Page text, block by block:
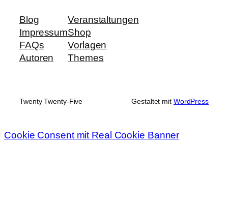
Blog
Impressum
FAQs
Autoren
Veranstaltungen
Shop
Vorlagen
Themes
Twenty Twenty-Five Gestaltet mit WordPress
Cookie Consent mit Real Cookie Banner